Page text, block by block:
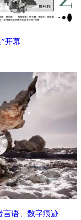
开幕
言语、数字痕迹